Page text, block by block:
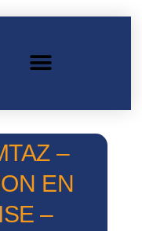
–
EN
–